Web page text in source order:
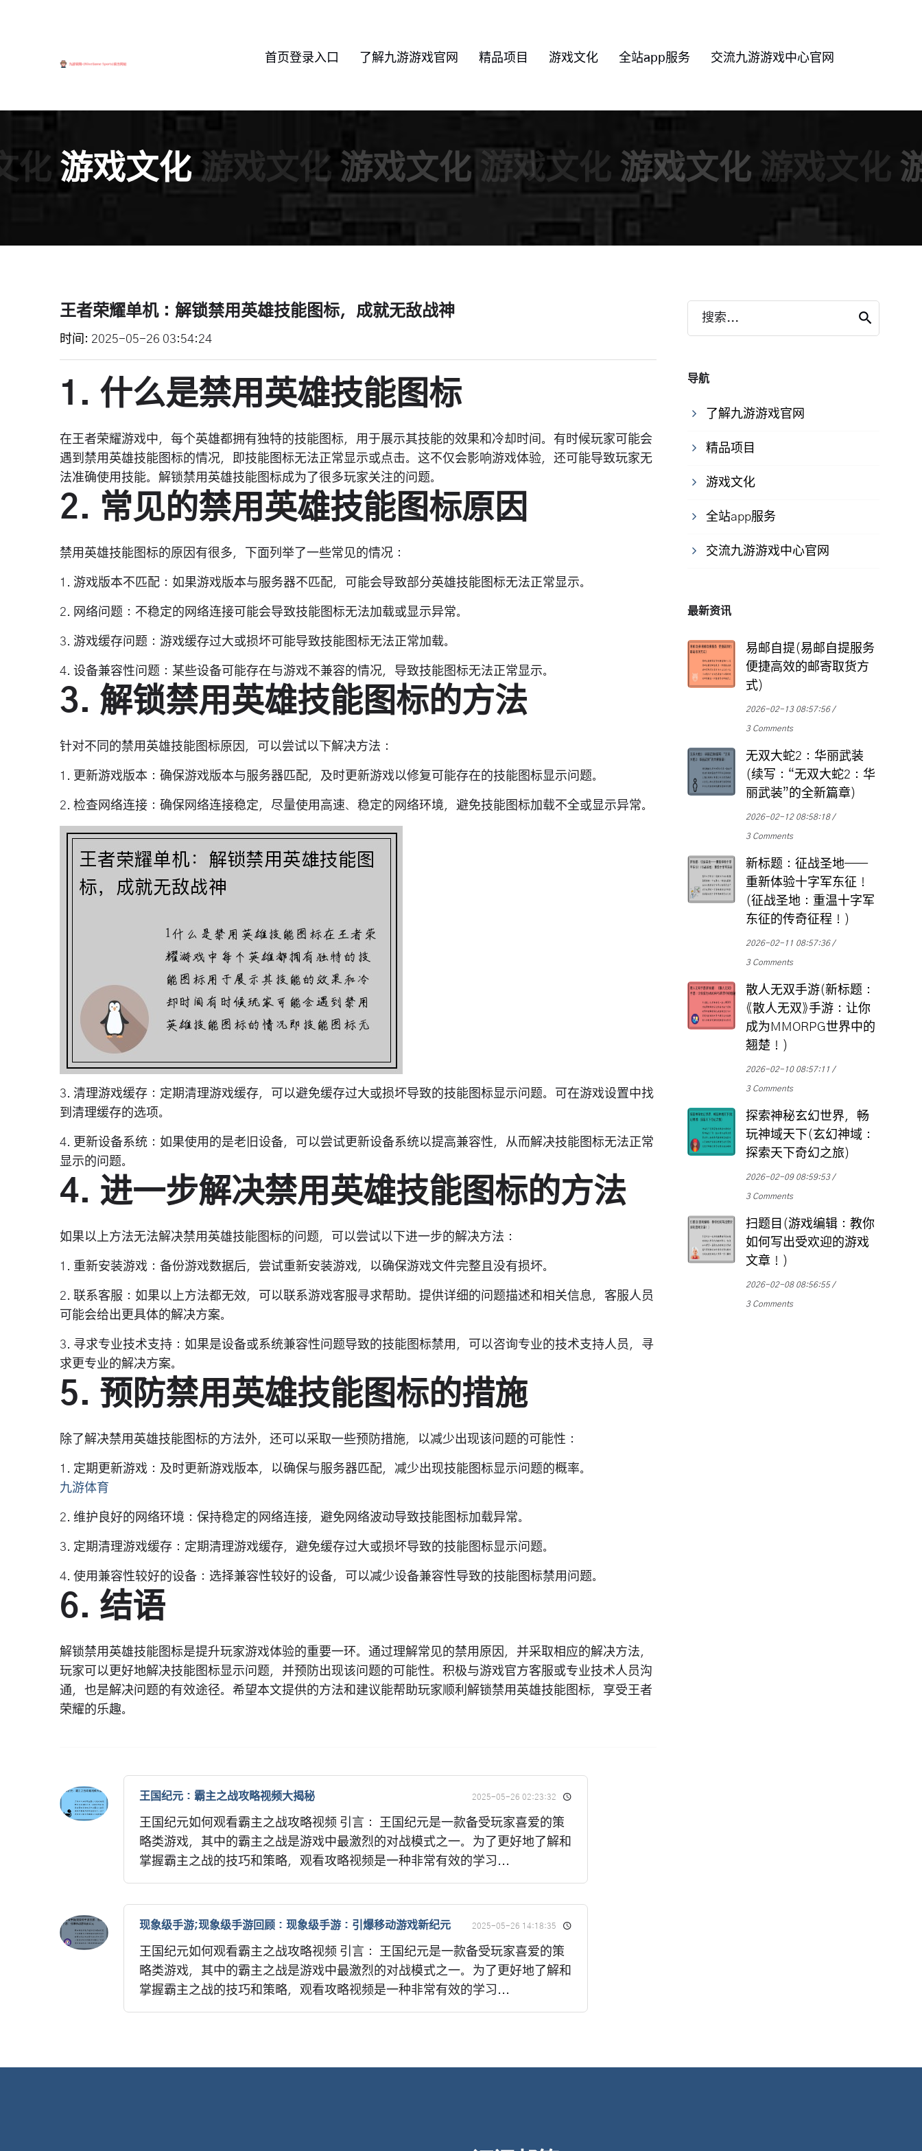
首页登录入口 了解九游游戏官网 精品项目 游戏文化 全站app服务 交流九游游戏中心官网
化 游戏文化 游戏文化 游戏文化 游戏文化 游戏文化 游戏文化
王者荣耀单机：解锁禁用英雄技能图标，成就无敌战神
时间 2025-05-26 03:54:24
1. 什么是禁用英雄技能图标
在王者荣耀游戏中，每个英雄都拥有独特的技能图标，用于展示其技能的效果和冷却时间。有时候玩家可能会
遇到禁用英雄技能图标的情况，即技能图标无法正常显示或点击。这不仅会影响游戏体验，还可能导致玩家无
法准确使用技能。解锁禁用英雄技能图标成为了很多玩家关注的问题。
2. 常见的禁用英雄技能图标原因
禁用英雄技能图标的原因有很多，下面列举了一些常见的情况：
1. 游戏版本不匹配：如果游戏版本与服务器不匹配，可能会导致部分英雄技能图标无法正常显示。
2. 网络问题：不稳定的网络连接可能会导致技能图标无法加载或显示异常。
3. 游戏缓存问题：游戏缓存过大或损坏可能导致技能图标无法正常加载。
4. 设备兼容性问题：某些设备可能存在与游戏不兼容的情况，导致技能图标无法正常显示。
3. 解锁禁用英雄技能图标的方法
针对不同的禁用英雄技能图标原因，可以尝试以下解决方法：
1. 更新游戏版本：确保游戏版本与服务器匹配，及时更新游戏以修复可能存在的技能图标显示问题。
2. 检查网络连接：确保网络连接稳定，尽量使用高速、稳定的网络环境，避免技能图标加载不全或显示异常。
3. 清理游戏缓存：定期清理游戏缓存，可以避免缓存过大或损坏导致的技能图标显示问题。可在游戏设置中找
到清理缓存的选项。
4. 更新设备系统：如果使用的是老旧设备，可以尝试更新设备系统以提高兼容性，从而解决技能图标无法正常
显示的问题。
4. 进一步解决禁用英雄技能图标的方法
如果以上方法无法解决禁用英雄技能图标的问题，可以尝试以下进一步的解决方法：
1. 重新安装游戏：备份游戏数据后，尝试重新安装游戏，以确保游戏文件完整且没有损坏。
2. 联系客服：如果以上方法都无效，可以联系游戏客服寻求帮助。提供详细的问题描述和相关信息，客服人员
可能会给出更具体的解决方案。
3. 寻求专业技术支持：如果是设备或系统兼容性问题导致的技能图标禁用，可以咨询专业的技术支持人员，寻
求更专业的解决方案。
5. 预防禁用英雄技能图标的措施
除了解决禁用英雄技能图标的方法外，还可以采取一些预防措施，以减少出现该问题的可能性：
1. 定期更新游戏：及时更新游戏版本，以确保与服务器匹配，减少出现技能图标显示问题的概率。
九游体育
2. 维护良好的网络环境：保持稳定的网络连接，避免网络波动导致技能图标加载异常。
3. 定期清理游戏缓存：定期清理游戏缓存，避免缓存过大或损坏导致的技能图标显示问题。
4. 使用兼容性较好的设备：选择兼容性较好的设备，可以减少设备兼容性导致的技能图标禁用问题。
6. 结语
解锁禁用英雄技能图标是提升玩家游戏体验的重要一环。通过理解常见的禁用原因，并采取相应的解决方法，
玩家可以更好地解决技能图标显示问题，并预防出现该问题的可能性。积极与游戏官方客服或专业技术人员沟
通，也是解决问题的有效途径。希望本文提供的方法和建议能帮助玩家顺利解锁禁用英雄技能图标，享受王者
荣耀的乐趣。
王国纪元：霸主之战攻略视频大揭秘 2025-05-26 02:23:32
王国纪元如何观看霸主之战攻略视频 引言： 王国纪元是一款备受玩家喜爱的策
略类游戏，其中的霸主之战是游戏中最激烈的对战模式之一。为了更好地了解和
掌握霸主之战的技巧和策略，观看攻略视频是一种非常有效的学习...
现象级手游;现象级手游回顾：现象级手游：引爆移动游戏新纪元 2025-05-26 14:18:35
王国纪元如何观看霸主之战攻略视频 引言： 王国纪元是一款备受玩家喜爱的策
略类游戏，其中的霸主之战是游戏中最激烈的对战模式之一。为了更好地了解和
掌握霸主之战的技巧和策略，观看攻略视频是一种非常有效的学习...
搜索...
导航
了解九游游戏官网
精品项目
游戏文化
全站app服务
交流九游游戏中心官网
最新资讯
易邮自提(易邮自提服务
便捷高效的邮寄取货方
式)
2026-02-13 08:57:56
3 Comments
无双大蛇2：华丽武装
(续写：“无双大蛇2：华
丽武装”的全新篇章)
2026-02-12 08:58:18
3 Comments
新标题：征战圣地——
重新体验十字军东征！
(征战圣地：重温十字军
东征的传奇征程！)
2026-02-11 08:57:36
3 Comments
散人无双手游(新标题：
《散人无双》手游：让你
成为MMORPG世界中的
翘楚！)
2026-02-10 08:57:11
3 Comments
探索神秘玄幻世界，畅
玩神域天下(玄幻神域：
探索天下奇幻之旅)
2026-02-09 08:59:53
3 Comments
扫题目(游戏编辑：教你
如何写出受欢迎的游戏
文章！)
2026-02-08 08:56:55
3 Comments